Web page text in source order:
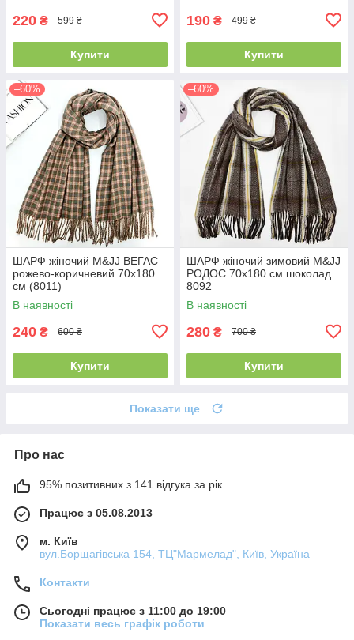
220 ₴ 599 ₴
Купити
190 ₴ 499 ₴
Купити
–60%
ШАРФ жіночий M&JJ ВЕГАС
рожево-коричневий 70х180
см (8011)
В наявності
240 ₴ 600 ₴
Купити
–60%
ШАРФ жіночий зимовий M&JJ
РОДОС 70х180 см шоколад
8092
В наявності
280 ₴ 700 ₴
Купити
Показати ще
Про нас
95% позитивних з 141 відгука за рік
Працює з 05.08.2013
м. Київ
вул.Борщагівська 154, ТЦ"Мармелад", Київ, Україна
Контакти
Сьогодні працює з 11:00 до 19:00
Показати весь графік роботи